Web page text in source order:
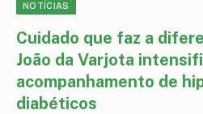
NOTÍCIAS
Cuidado que faz a
João da Varjota
acompanhamento de
diabéticos